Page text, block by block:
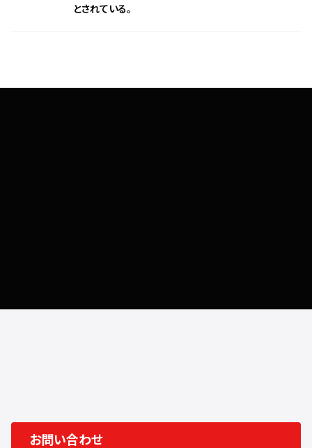
とされている。
お問い合わせ